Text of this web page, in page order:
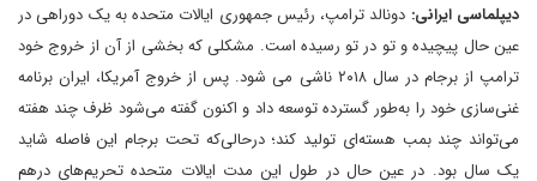
دیپلماسی ایرانی: دونالد ترامپ، رئیس جمهوری ایالات متحده به یک دوراهی در
عین حال پیچیده و تو در تو رسیده است. مشکلی که بخشی از آن از خروج خود
ترامپ از برجام در سال ۲۰۱۸ ناشی می شود. پس از خروج آمریکا، ایران برنامه
غنی‌سازی خود را به‌طور گسترده توسعه داد و اکنون گفته می‌شود ظرف چند هفته
می‌تواند چند بمب هسته‌ای تولید کند؛ درحالی‌که تحت برجام این فاصله شاید
یک سال بود. در عین حال در طول این مدت ایالات متحده تحریم‌های درهم